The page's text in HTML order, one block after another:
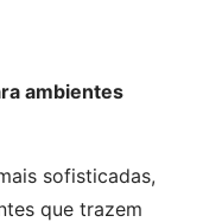
ambientes
sofisticadas,
que trazem